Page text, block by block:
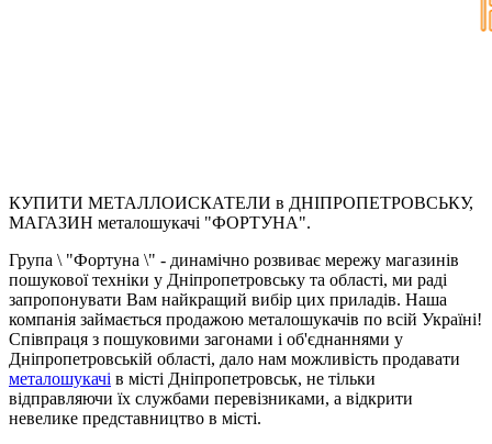
КУПИТИ МЕТАЛЛОИСКАТЕЛИ в ДНІПРОПЕТРОВСЬКУ,
МАГАЗИН металошукачі "ФОРТУНА".
Група \ "Фортуна \" - динамічно розвиває мережу магазинів
пошукової техніки у Дніпропетровську та області, ми раді
запропонувати Вам найкращий вибір цих приладів. Наша
компанія займається продажою металошукачів по всій Україні!
Співпраця з пошуковими загонами і об'єднаннями у
Дніпропетровській області, дало нам можливість продавати
металошукачі в місті Дніпропетровськ, не тільки
відправляючи їх службами перевізниками, а відкрити
невелике представництво в місті.